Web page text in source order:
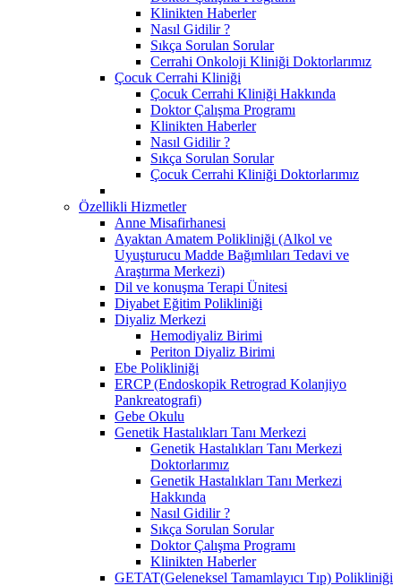
Klinikten Haberler
Nasıl Gidilir ?
Sıkça Sorulan Sorular
Cerrahi Onkoloji Kliniği Doktorlarımız
Çocuk Cerrahi Kliniği
Çocuk Cerrahi Kliniği Hakkında
Doktor Çalışma Programı
Klinikten Haberler
Nasıl Gidilir ?
Sıkça Sorulan Sorular
Çocuk Cerrahi Kliniği Doktorlarımız
Özellikli Hizmetler
Anne Misafirhanesi
Ayaktan Amatem Polikliniği (Alkol ve
Uyuşturucu Madde Bağımlıları Tedavi ve
Araştırma Merkezi)
Dil ve konuşma Terapi Ünitesi
Diyabet Eğitim Polikliniği
Diyaliz Merkezi
Hemodiyaliz Birimi
Periton Diyaliz Birimi
Ebe Polikliniği
ERCP (Endoskopik Retrograd Kolanjiyo
Pankreatografi)
Gebe Okulu
Genetik Hastalıkları Tanı Merkezi
Genetik Hastalıkları Tanı Merkezi
Doktorlarımız
Genetik Hastalıkları Tanı Merkezi
Hakkında
Nasıl Gidilir ?
Sıkça Sorulan Sorular
Doktor Çalışma Programı
Klinikten Haberler
GETAT(Geleneksel Tamamlayıcı Tıp) Polikliniği